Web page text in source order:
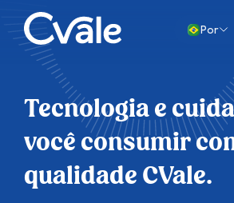
Por
Tecnologia e
você consumir
qualidade CVale.